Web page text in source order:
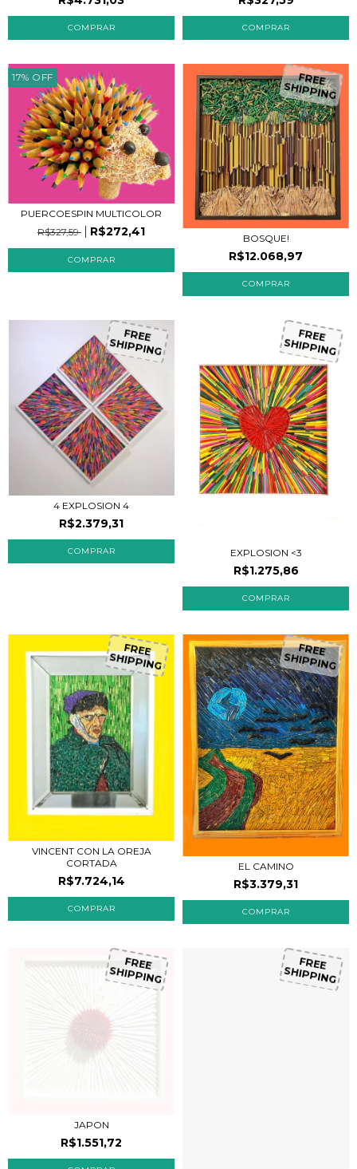
17% OFF
PUERCOESPIN MULTICOLOR
R$327,59
R$272,41
COMPRAR
FREE
SHIPPING
BOSQUE!
R$12.068,97
FREE
SHIPPING
4 EXPLOSION 4
R$2.379,31
FREE
SHIPPING
EXPLOSION <3
R$1.275,86
FREE
SHIPPING
VINCENT CON LA OREJA
CORTADA
R$7.724,14
FREE
SHIPPING
EL CAMINO
R$3.379,31
FREE
SHIPPING
JAPON
R$1.551,72
FREE
SHIPPING